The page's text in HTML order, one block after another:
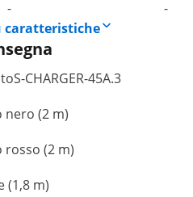
-
-
caratteristiche
CHARGER-45A.3
nero (2 m)
rosso (2 m)
(1,8 m)